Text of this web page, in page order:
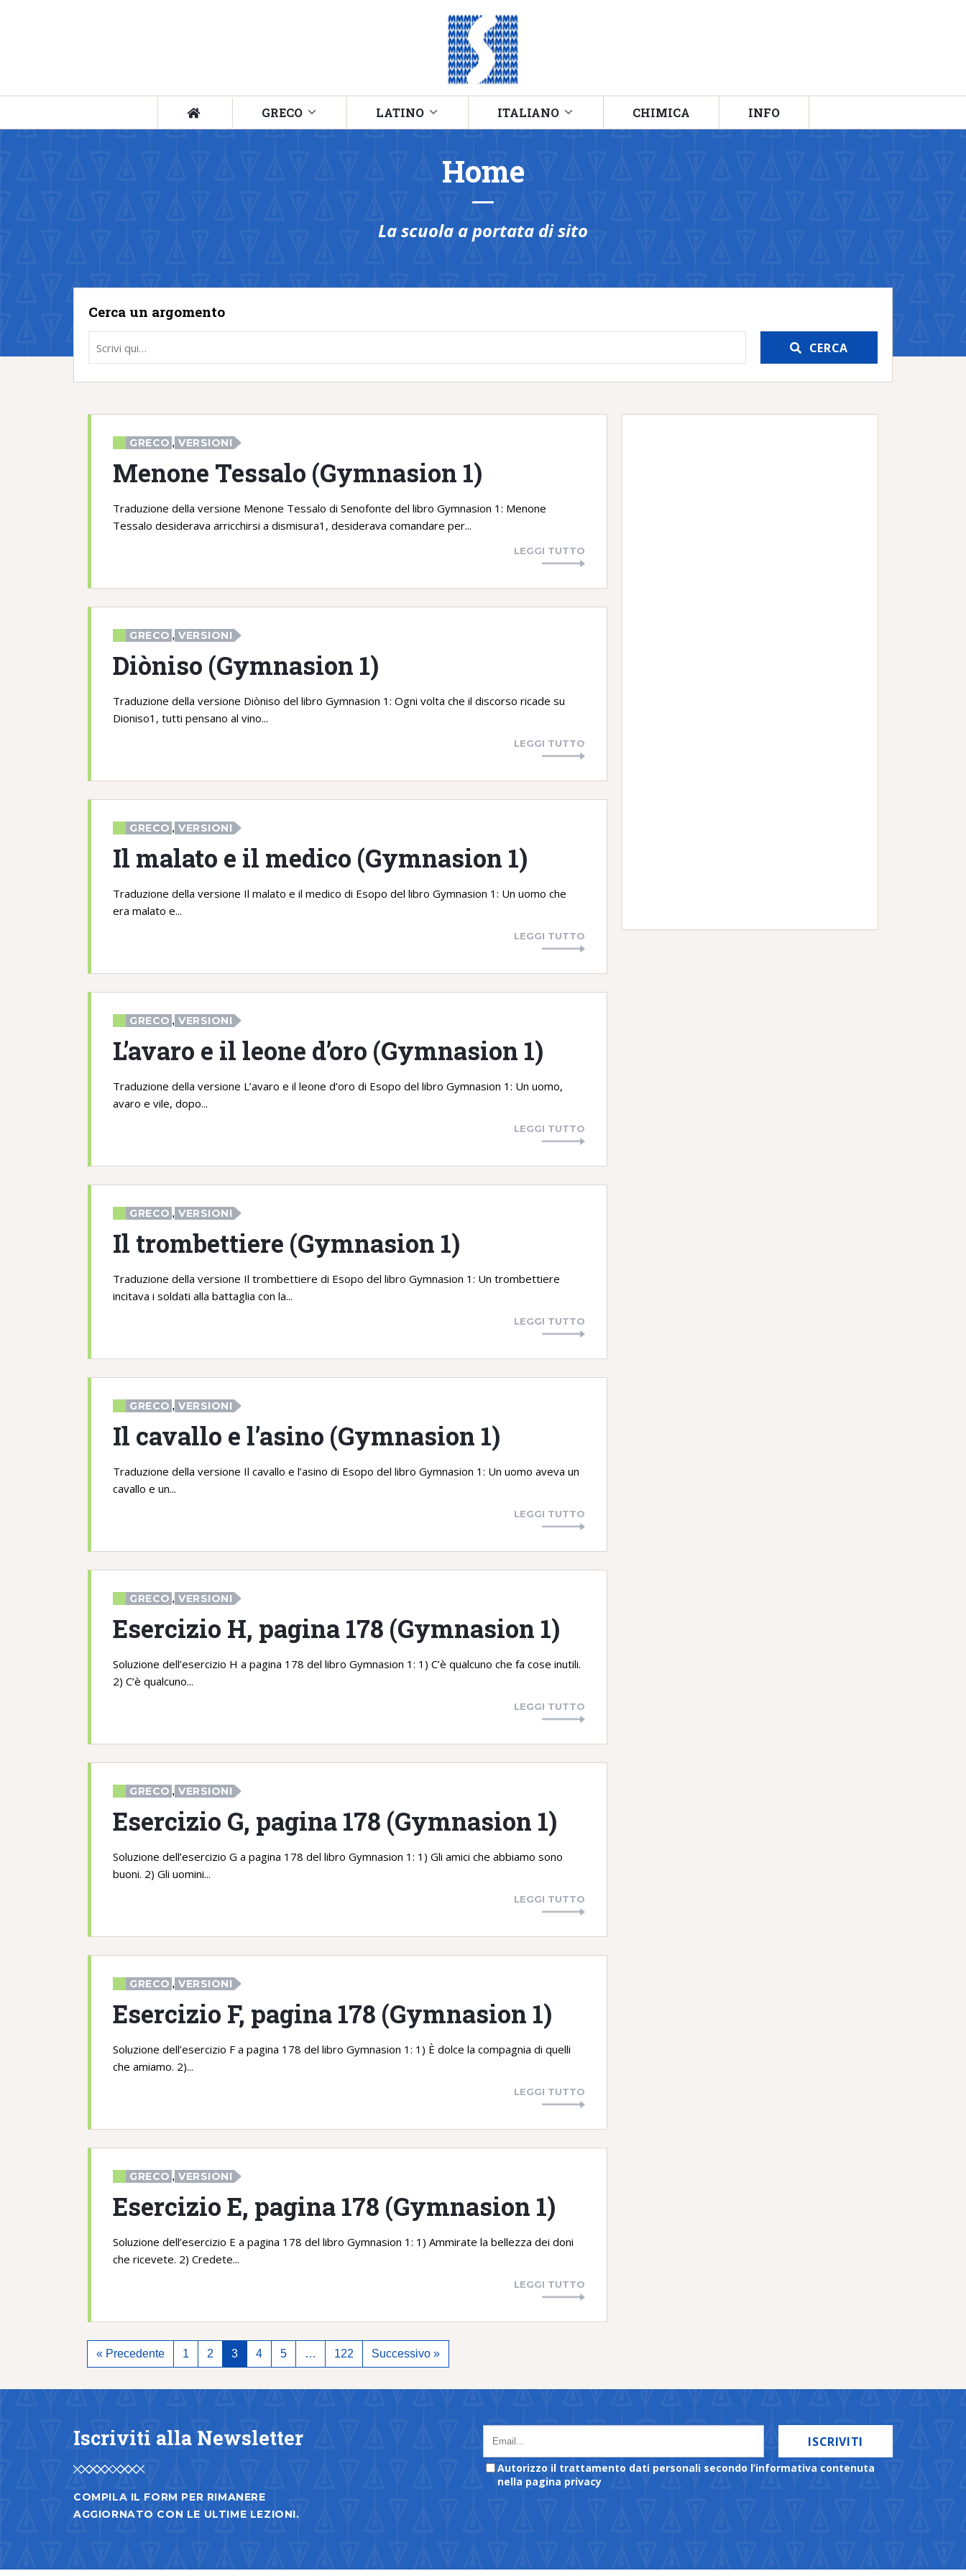
GRECO LATINO ITALIANO CHIMICA INFO
Home
La scuola a portata di sito
Cerca un argomento
CERCA
GRECO , VERSIONI
Menone Tessalo (Gymnasion 1)
Traduzione della versione Menone Tessalo di Senofonte del libro Gymnasion 1: Menone
Tessalo desiderava arricchirsi a dismisura1, desiderava comandare per...
LEGGI TUTTO
GRECO , VERSIONI
Diòniso (Gymnasion 1)
Traduzione della versione Diòniso del libro Gymnasion 1: Ogni volta che il discorso ricade su
Dioniso1, tutti pensano al vino...
LEGGI TUTTO
GRECO , VERSIONI
Il malato e il medico (Gymnasion 1)
Traduzione della versione Il malato e il medico di Esopo del libro Gymnasion 1: Un uomo che
era malato e...
LEGGI TUTTO
GRECO , VERSIONI
L’avaro e il leone d’oro (Gymnasion 1)
Traduzione della versione L’avaro e il leone d’oro di Esopo del libro Gymnasion 1: Un uomo,
avaro e vile, dopo...
LEGGI TUTTO
GRECO , VERSIONI
Il trombettiere (Gymnasion 1)
Traduzione della versione Il trombettiere di Esopo del libro Gymnasion 1: Un trombettiere
incitava i soldati alla battaglia con la...
LEGGI TUTTO
GRECO , VERSIONI
Il cavallo e l’asino (Gymnasion 1)
Traduzione della versione Il cavallo e l’asino di Esopo del libro Gymnasion 1: Un uomo aveva un
cavallo e un...
LEGGI TUTTO
GRECO , VERSIONI
Esercizio H, pagina 178 (Gymnasion 1)
Soluzione dell’esercizio H a pagina 178 del libro Gymnasion 1: 1) C’è qualcuno che fa cose inutili.
2) C’è qualcuno...
LEGGI TUTTO
GRECO , VERSIONI
Esercizio G, pagina 178 (Gymnasion 1)
Soluzione dell’esercizio G a pagina 178 del libro Gymnasion 1: 1) Gli amici che abbiamo sono
buoni. 2) Gli uomini...
LEGGI TUTTO
GRECO , VERSIONI
Esercizio F, pagina 178 (Gymnasion 1)
Soluzione dell’esercizio F a pagina 178 del libro Gymnasion 1: 1) È dolce la compagnia di quelli
che amiamo. 2)...
LEGGI TUTTO
GRECO , VERSIONI
Esercizio E, pagina 178 (Gymnasion 1)
Soluzione dell’esercizio E a pagina 178 del libro Gymnasion 1: 1) Ammirate la bellezza dei doni
che ricevete. 2) Credete...
LEGGI TUTTO
« Precedente 1 2 3 4 5 … 122 Successivo »
Iscriviti alla Newsletter
COMPILA IL FORM PER RIMANERE
AGGIORNATO CON LE ULTIME LEZIONI.
ISCRIVITI
Autorizzo il trattamento dati personali secondo l’informativa contenuta
nella pagina privacy